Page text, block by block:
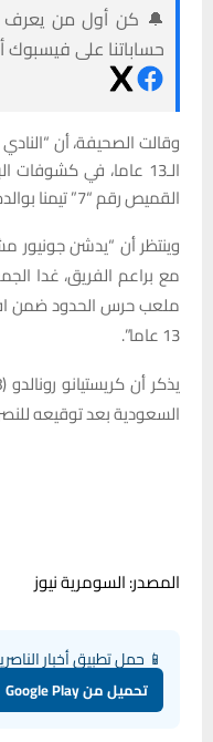
🔔 كن أول من يعرف
حساباتنا على
وقالت الصحيفة، أن
القميص رقم “7” تيمنا بوالده قائد النصر”.
وينتظر أن “يدشن جونيور
مع براعم الفريق، غدا
ملعب حرس الحدود ضمن
13 عاما”.
السعودية بعد توقيعه
المصدر: السومرية نيوز
📱 حمل تطبيق أخبار
تحميل من Google Play